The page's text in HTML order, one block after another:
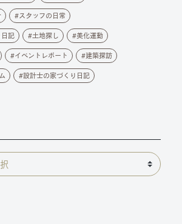
スタッフの日常
日記 土地探し 美化運動
イベントレポート 建築探訪
設計士の家づくり日記